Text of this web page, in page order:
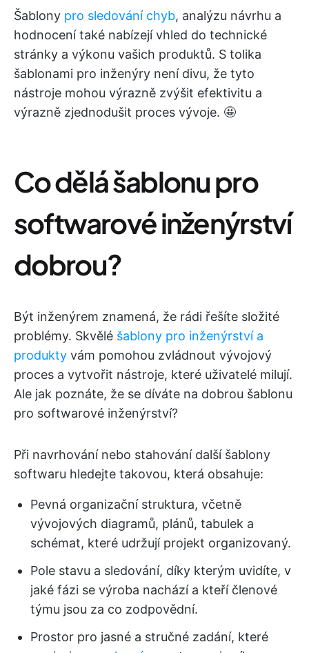
Šablony pro sledování chyb, analýzu návrhu a
hodnocení také nabízejí vhled do technické
stránky a výkonu vašich produktů. S tolika
šablonami pro inženýry není divu, že tyto
nástroje mohou výrazně zvýšit efektivitu a
výrazně zjednodušit proces vývoje. 🤩
Co dělá šablonu pro
softwarové inženýrství
dobrou?
Být inženýrem znamená, že rádi řešíte složité
problémy. Skvělé šablony pro inženýrství a
produkty vám pomohou zvládnout vývojový
proces a vytvořit nástroje, které uživatelé milují.
Ale jak poznáte, že se díváte na dobrou šablonu
pro softwarové inženýrství?
Při navrhování nebo stahování další šablony
softwaru hledejte takovou, která obsahuje:
Pevná organizační struktura, včetně
vývojových diagramů, plánů, tabulek a
schémat, které udržují projekt organizovaný.
Pole stavu a sledování, díky kterým uvidíte, v
jaké fázi se výroba nachází a kteří členové
týmu jsou za co zodpovědní.
Prostor pro jasné a stručné zadání, které